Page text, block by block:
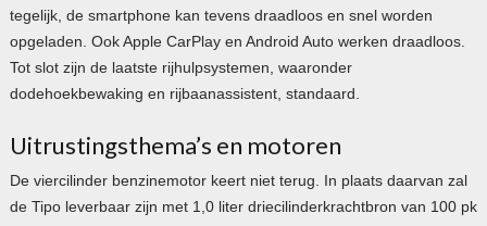
tegelijk, de smartphone kan tevens draadloos en snel worden
opgeladen. Ook Apple CarPlay en Android Auto werken draadloos.
Tot slot zijn de laatste rijhulpsystemen, waaronder
dodehoekbewaking en rijbaanassistent, standaard.
Uitrustingsthema’s en motoren
De viercilinder benzinemotor keert niet terug. In plaats daarvan zal
de Tipo leverbaar zijn met 1,0 liter driecilinderkrachtbron van 100 pk